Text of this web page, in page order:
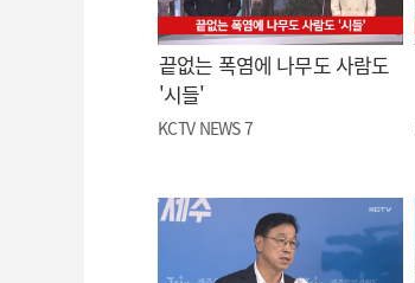
끝없는 폭염에 나무도 사람도
'시들'
KCTV NEWS 7